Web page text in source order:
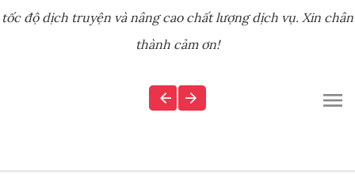
tốc độ dịch truyện và nâng cao chất lượng dịch vụ. Xin chân
thành cảm ơn!